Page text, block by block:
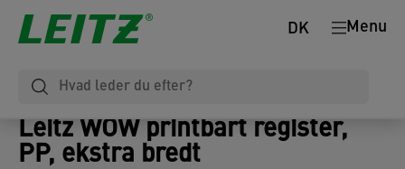
Menu
DK
Leitz WOW printbart register,
PP, ekstra bredt